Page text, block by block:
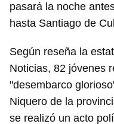
pasará la noche
hasta Santiago de
Según reseña la
Noticias, 82 jóvenes
"desembarco
Niquero de la
se realizó un acto